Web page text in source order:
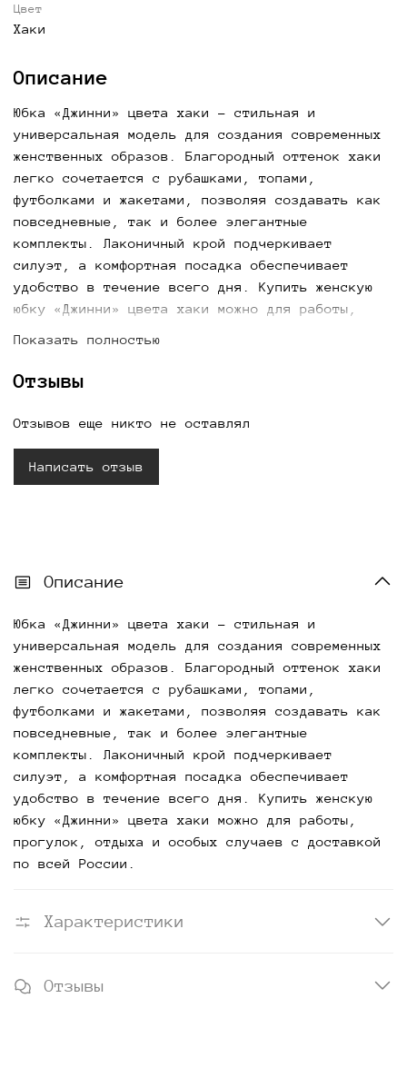
Цвет
Хаки
Описание
Юбка «Джинни» цвета хаки - стильная и
универсальная модель для создания современных
женственных образов. Благородный оттенок хаки
легко сочетается с рубашками, топами,
футболками и жакетами, позволяя создавать как
повседневные, так и более элегантные
комплекты. Лаконичный крой подчеркивает
силуэт, а комфортная посадка обеспечивает
удобство в течение всего дня. Купить женскую
юбку «Джинни» цвета хаки можно для работы,
Показать полностью
Отзывы
Отзывов еще никто не оставлял
Написать отзыв
Описание
Юбка «Джинни» цвета хаки - стильная и
универсальная модель для создания современных
женственных образов. Благородный оттенок хаки
легко сочетается с рубашками, топами,
футболками и жакетами, позволяя создавать как
повседневные, так и более элегантные
комплекты. Лаконичный крой подчеркивает
силуэт, а комфортная посадка обеспечивает
удобство в течение всего дня. Купить женскую
юбку «Джинни» цвета хаки можно для работы,
прогулок, отдыха и особых случаев с доставкой
по всей России.
Характеристики
Отзывы